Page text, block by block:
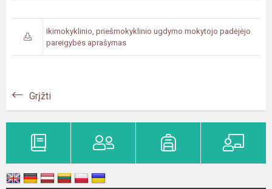
Ikimokyklinio, priešmokyklinio ugdymo mokytojo padėjėjo
pareigybės aprašymas
Grįžti